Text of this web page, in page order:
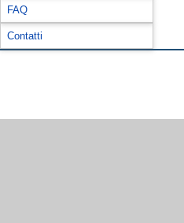
FAQ
Contatti